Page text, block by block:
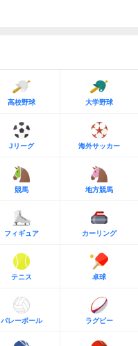
高校野球 大学野球
Jリーグ 海外サッカー
競馬 地方競馬
フィギュア カーリング
テニス 卓球
バレーボール ラグビー